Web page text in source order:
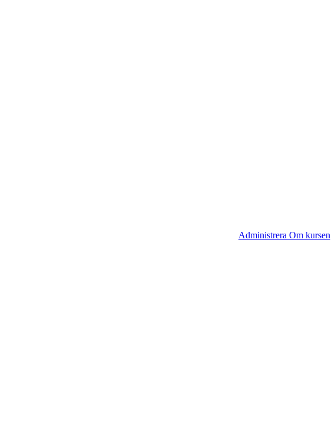
Administrera Om kursen